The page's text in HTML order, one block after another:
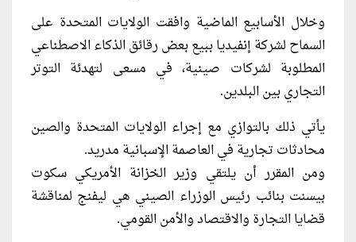
وخلال الأسابيع الماضية وافقت الولايات المتحدة على
السماح لشركة إنفيديا ببيع بعض رقائق الذكاء الاصطناعي
المطلوبة لشركات صينية، في مسعى لتهدئة التوتر
التجاري بين البلدين.
يأتي ذلك بالتوازي مع إجراء الولايات المتحدة والصين
محادثات تجارية في العاصمة الإسبانية مدريد.
ومن المقرر أن يلتقي وزير الخزانة الأمريكي سكوت
بيسنت بنائب رئيس الوزراء الصيني هي ليفنج لمناقشة
قضايا التجارة والاقتصاد والأمن القومي.